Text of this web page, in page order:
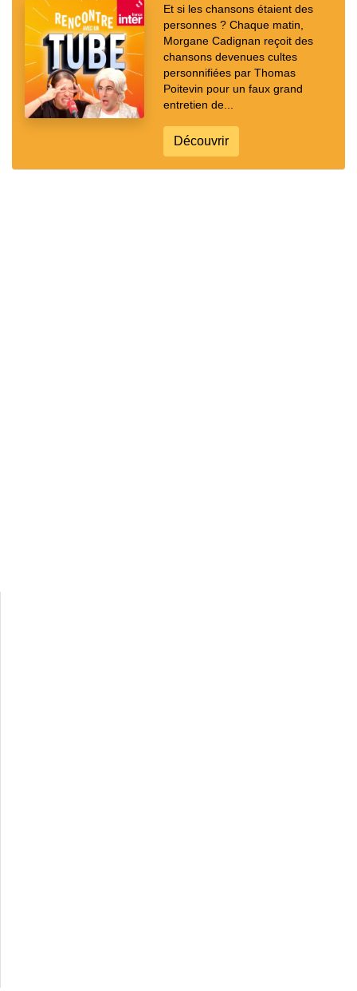
Et si les chansons étaient des
personnes ? Chaque matin,
Morgane Cadignan reçoit des
chansons devenues cultes
personnifiées par Thomas
Poitevin pour un faux grand
entretien de...
Découvrir